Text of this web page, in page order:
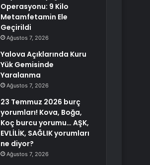
Operasyonu: 9 Kilo
Metamfetamin Ele
Geçirildi
Ağustos 7, 2026
Yalova Açıklarında Kuru
Yük Gemisinde
Yaralanma
Ağustos 7, 2026
23 Temmuz 2026 burç
yorumları! Kova, Boğa,
Koç burcu yorumu… AŞK,
EVLİLİK, SAĞLIK yorumları
ne diyor?
Ağustos 7, 2026